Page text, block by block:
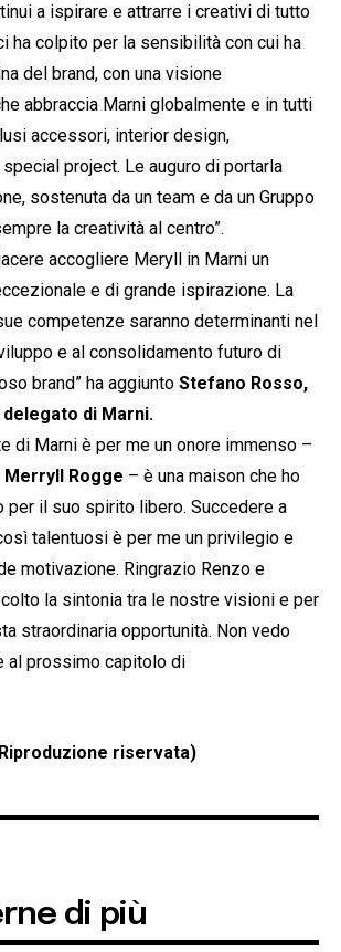
a ispirare e attrarre i creativi di tutto
ha colpito per la sensibilità con cui ha
del brand, con una visione
abbraccia Marni globalmente e in tutti
accessori, interior design,
project. Le auguro di portarla
sostenuta da un team e da un Gruppo
la creatività al centro”.
accogliere Meryll in Marni un
e di grande ispirazione. La
competenze saranno determinanti nel
e al consolidamento futuro di
brand” ha aggiunto Stefano Rosso,
di Marni.
di Marni è per me un onore immenso –
Merryll Rogge – è una maison che ho
per il suo spirito libero. Succedere a
talentuosi è per me un privilegio e
motivazione. Ringrazio Renzo e
la sintonia tra le nostre visioni e per
straordinaria opportunità. Non vedo
al prossimo capitolo di
riservata)
di più